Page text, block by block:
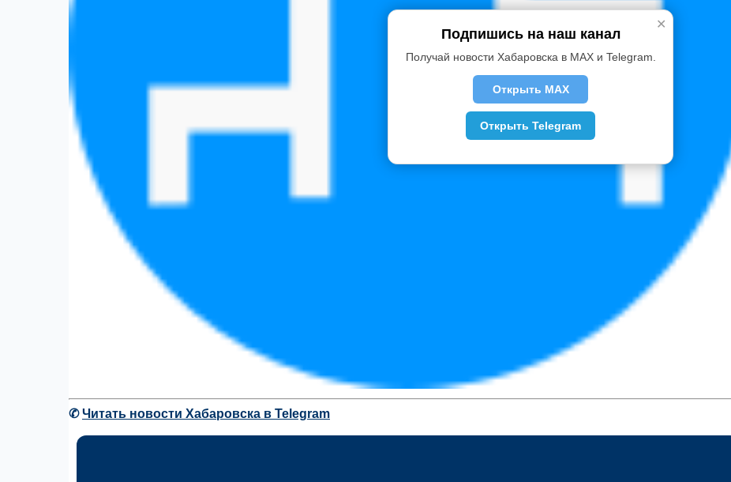
✆Читать новости Хабаровска в Telegram
✕
Подпишись на наш канал
Получай новости Хабаровска в MAX и Telegram.
Открыть MAX
Открыть Telegram